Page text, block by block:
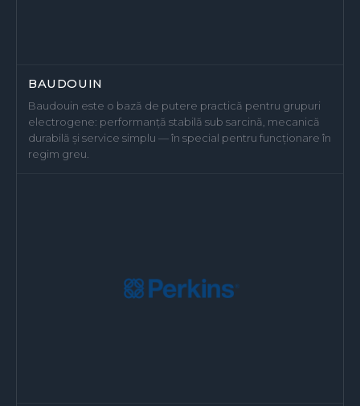
BAUDOUIN
Baudouin este o bază de putere practică pentru grupuri
electrogene: performanță stabilă sub sarcină, mecanică
durabilă și service simplu — în special pentru funcționare în
regim greu.